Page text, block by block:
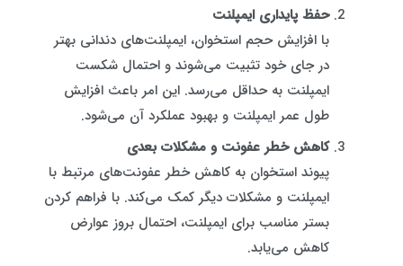
حفظ پایداری ایمپلنت
با افزایش حجم استخوان، ایمپلنت‌های دندانی بهتر
در جای خود تثبیت می‌شوند و احتمال شکست
ایمپلنت به حداقل می‌رسد. این امر باعث افزایش
طول عمر ایمپلنت و بهبود عملکرد آن می‌شود.
کاهش خطر عفونت و مشکلات بعدی
پیوند استخوان به کاهش خطر عفونت‌های مرتبط با
ایمپلنت و مشکلات دیگر کمک می‌کند. با فراهم کردن
بستر مناسب برای ایمپلنت، احتمال بروز عوارض
کاهش می‌یابد.